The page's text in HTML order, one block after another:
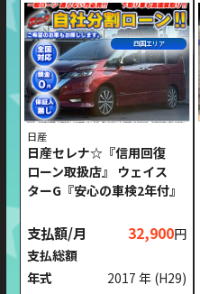
四国エリア
日産
日産セレナ☆『信用回復
ローン取扱店』 ウェイス
ターG『安心の車検2年付』
支払額/月 32,900円
支払総額
年式
2017 年 (H29)